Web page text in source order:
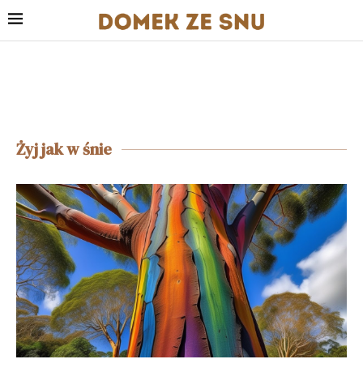
Żyj jak w śnie